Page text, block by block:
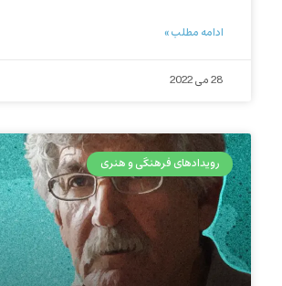
ادامه مطلب »
28 می 2022
رویدادهای فرهنگی و هنری